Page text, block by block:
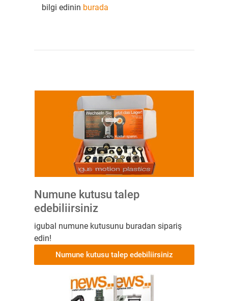
bilgi edinin burada
Numune kutusu talep
edebiliirsiniz
igubal numune kutusunu buradan sipariş
edin!
Numune kutusu talep edebiliirsiniz